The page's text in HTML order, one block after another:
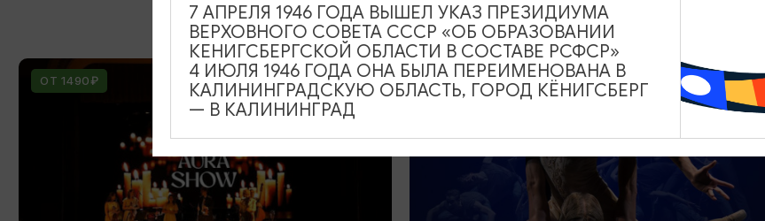
ОТ 1490₽ ОТ 2000₽ ПУШКИНСКАЯ КАРТА
7 АПРЕЛЯ 1946 ГОДА ВЫШЕЛ УКАЗ ПРЕЗИДИУМА
ВЕРХОВНОГО СОВЕТА СССР «ОБ ОБРАЗОВАНИИ
КЕНИГСБЕРГСКОЙ ОБЛАСТИ В СОСТАВЕ РСФСР»
4 ИЮЛЯ 1946 ГОДА ОНА БЫЛА ПЕРЕИМЕНОВАНА В
КАЛИНИНГРАДСКУЮ ОБЛАСТЬ, ГОРОД КЁНИГСБЕРГ
— В КАЛИНИНГРАД